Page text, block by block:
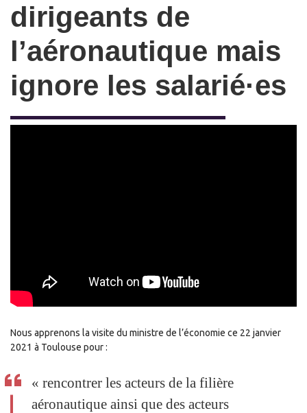
dirigeants de
l’aéronautique mais
ignore les salarié·es
Nous apprenons la visite du ministre de l’économie ce 22 janvier
2021 à Toulouse pour :
«rencontrer les acteurs de la filière
aéronautique ainsi que des acteurs